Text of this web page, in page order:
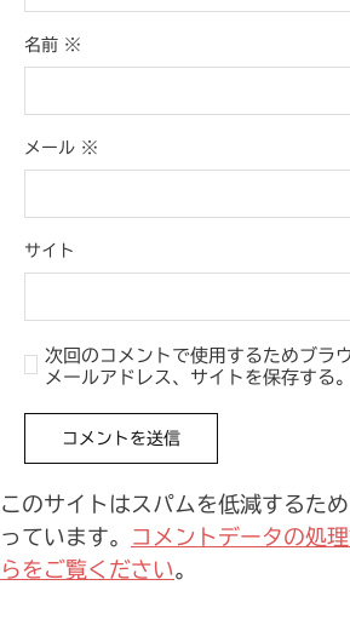
名前 ※
メール ※
サイト
次回のコメントで使用するためブラ
メールアドレス、サイトを保存する。
このサイトはスパムを低減するた
っています。
コメントデータの処
らをご覧ください。